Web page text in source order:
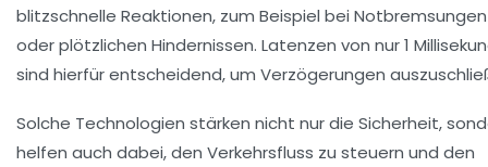
blitzschnelle Reaktionen, zum Beispiel bei Notbremsungen
oder plötzlichen Hindernissen. Latenzen von nur 1
sind hierfür entscheidend, um Verzögerungen
Solche Technologien stärken nicht nur die Sicherheit,
helfen auch dabei, den Verkehrsfluss zu steuern und den